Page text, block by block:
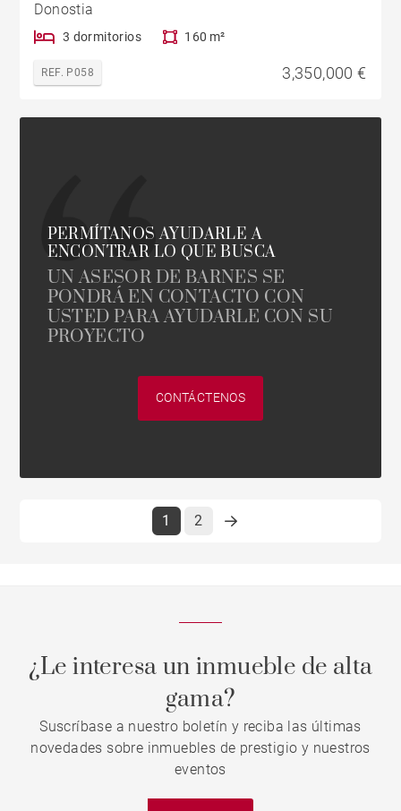
Donostia
3 dormitorios 160 m²
REF. P058 3,350,000 €
PERMÍTANOS AYUDARLE A
ENCONTRAR LO QUE BUSCA
UN ASESOR DE BARNES SE
PONDRÁ EN CONTACTO CON
USTED PARA AYUDARLE CON SU
PROYECTO
CONTÁCTENOS
1 2
¿Le interesa un inmueble de alta
gama?
Suscríbase a nuestro boletín y reciba las últimas
novedades sobre inmuebles de prestigio y nuestros
eventos